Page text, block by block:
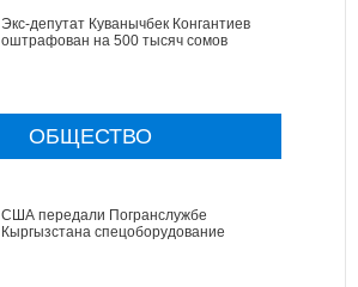
Экс-депутат Куванычбек Конгантиев
оштрафован на 500 тысяч сомов
ОБЩЕСТВО
США передали Погранслужбе
Кыргызстана спецоборудование